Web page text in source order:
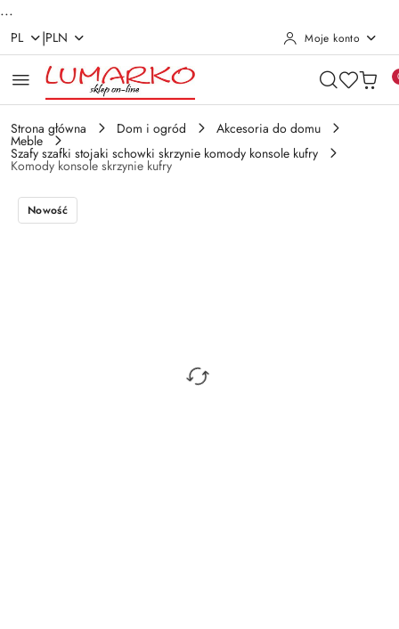
...
Przejdź do treści głównej
Przejdź do wyszukiwarki
Przejdź do moje konto
Przejdź do menu głównego
Przejdź do opisu produktu
Przejdź do stopki
PL |PLN Moje konto
Strona główna Dom i ogród Akcesoria do domu
Meble
Szafy szafki stojaki schowki skrzynie komody konsole kufry
Komody konsole skrzynie kufry
Nowość